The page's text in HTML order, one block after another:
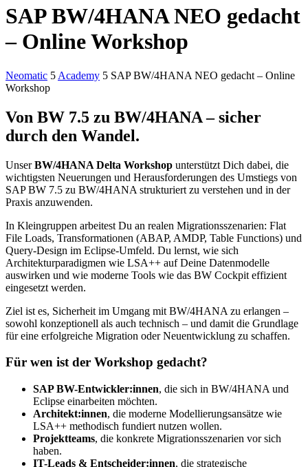
SAP BW/4HANA NEO gedacht
– Online Workshop
Neomatic 5 Academy 5 SAP BW/4HANA NEO gedacht – Online
Workshop
Von BW 7.5 zu BW/4HANA – sicher
durch den Wandel.
Unser BW/4HANA Delta Workshop unterstützt Dich dabei, die
wichtigsten Neuerungen und Herausforderungen des Umstiegs von
SAP BW 7.5 zu BW/4HANA strukturiert zu verstehen und in der
Praxis anzuwenden.
In Kleingruppen arbeitest Du an realen Migrationsszenarien: Flat
File Loads, Transformationen (ABAP, AMDP, Table Functions) und
Query-Design im Eclipse-Umfeld. Du lernst, wie sich
Architekturparadigmen wie LSA++ auf Deine Datenmodelle
auswirken und wie moderne Tools wie das BW Cockpit effizient
eingesetzt werden.
Ziel ist es, Sicherheit im Umgang mit BW/4HANA zu erlangen –
sowohl konzeptionell als auch technisch – und damit die Grundlage
für eine erfolgreiche Migration oder Neuentwicklung zu schaffen.
Für wen ist der Workshop gedacht?
SAP BW-Entwickler:innen, die sich in BW/4HANA und
Eclipse einarbeiten möchten.
Architekt:innen, die moderne Modellierungsansätze wie
LSA++ methodisch fundiert nutzen wollen.
Projektteams, die konkrete Migrationsszenarien vor sich
haben.
IT-Leads & Entscheider:innen, die strategische